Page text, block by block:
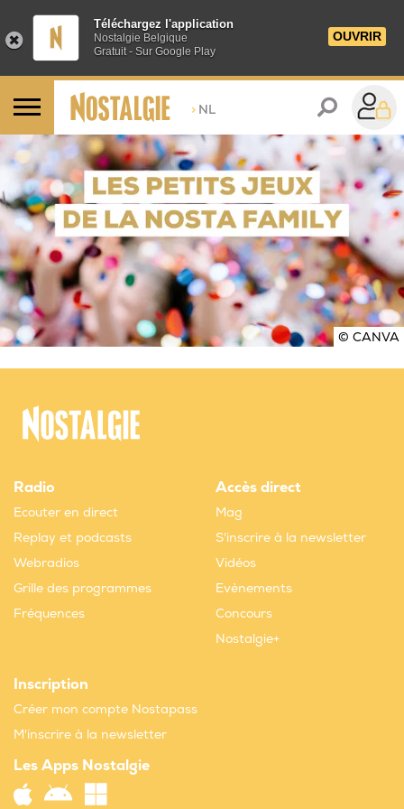
Téléchargez l'application
Nostalgie Belgique
Gratuit - Sur Google Play
OUVRIR
> NL
© CANVA
Radio
Ecouter en direct
Replay et podcasts
Webradios
Grille des programmes
Fréquences
Accès direct
Mag
S'inscrire à la newsletter
Vidéos
Evènements
Concours
Nostalgie+
Inscription
Créer mon compte Nostapass
M'inscrire à la newsletter
Les Apps Nostalgie